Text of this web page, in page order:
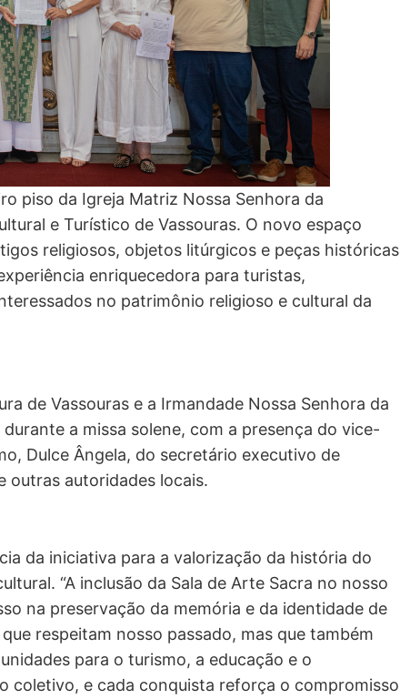
piso da Igreja Matriz Nossa Senhora da
e Turístico de Vassouras. O novo espaço
religiosos, objetos litúrgicos e peças históricas
enriquecedora para turistas,
no patrimônio religioso e cultural da
de Vassouras e a Irmandade Nossa Senhora da
a missa solene, com a presença do vice-
Dulce Ângela, do secretário executivo de
outras autoridades locais.
da iniciativa para a valorização da história do
“A inclusão da Sala de Arte Sacra no nosso
na preservação da memória e da identidade de
respeitam nosso passado, mas que também
para o turismo, a educação e o
coletivo, e cada conquista reforça o compromisso